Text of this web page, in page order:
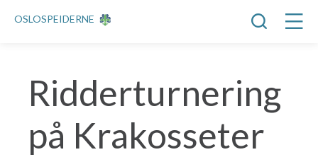
OSLOSPEIDERNE
Ridderturnering
på Krakosseter